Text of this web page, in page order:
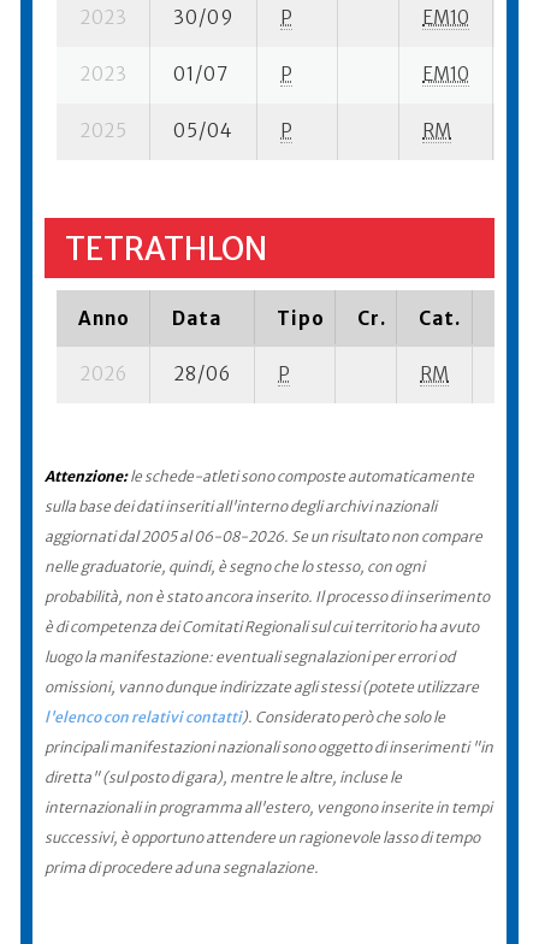
2023 30/09 P EM10
2023 01/07 P EM10
2025 05/04 P RM
TETRATHLON
Anno Data Tipo Cr. Cat.
2026 28/06 P RM
Attenzione:le schede-atleti sono composte automaticamente
sulla base dei dati inseriti all'interno degli archivi nazionali
aggiornati dal 2005 al 06-08-2026. Se un risultato non compare
nelle graduatorie, quindi, è segno che lo stesso, con ogni
probabilità, non è stato ancora inserito. Il processo di inserimento
è di competenza dei Comitati Regionali sul cui territorio ha avuto
luogo la manifestazione: eventuali segnalazioni per errori od
omissioni, vanno dunque indirizzate agli stessi (potete utilizzare
l'elenco con relativi contatti). Considerato però che solo le
principali manifestazioni nazionali sono oggetto di inserimenti "in
diretta" (sul posto di gara), mentre le altre, incluse le
internazionali in programma all'estero, vengono inserite in tempi
successivi, è opportuno attendere un ragionevole lasso di tempo
prima di procedere ad una segnalazione.